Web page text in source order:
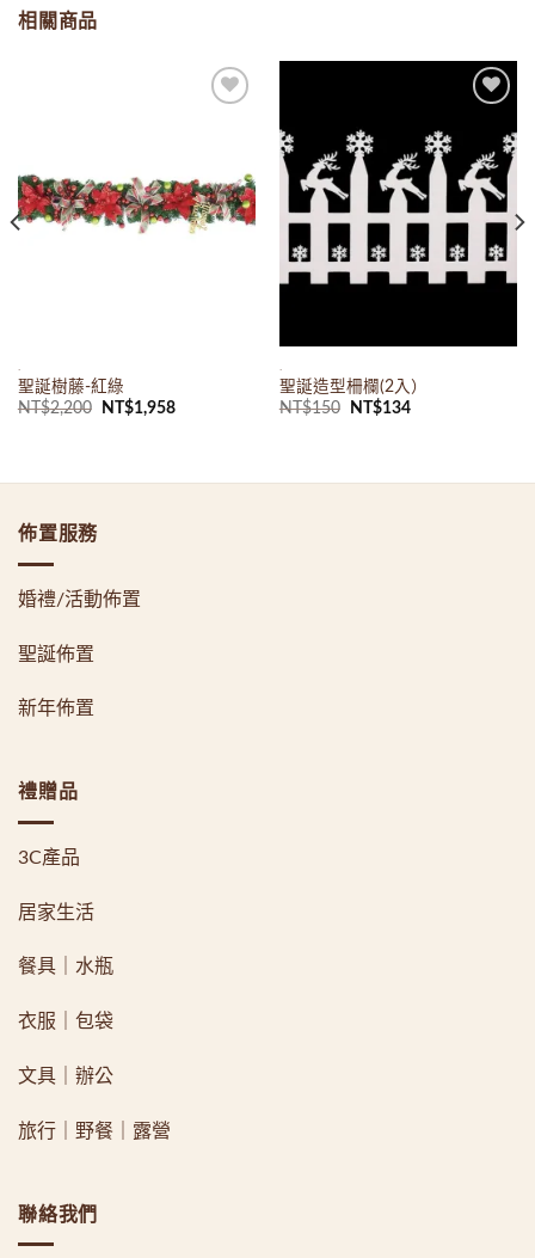
相關商品
聖誕樹藤-紅綠
NT$2,200
原
NT$1,958目
wishlist
聖誕造型柵欄(2入）
NT$150
原
NT$134目
佈置服務
婚禮/活動佈置
聖誕佈置
新年佈置
禮贈品
3C產品
居家生活
餐具｜水瓶
衣服｜包袋
文具｜辦公
旅行｜野餐｜露營
聯絡我們